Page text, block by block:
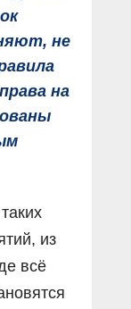
не
на
из
всё